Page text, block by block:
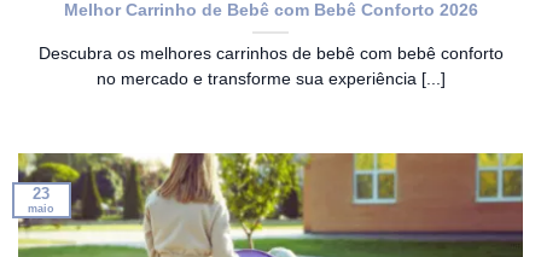
Melhor Carrinho de Bebê com Bebê Conforto 2026
Descubra os melhores carrinhos de bebê com bebê conforto
no mercado e transforme sua experiência [...]
23
maio